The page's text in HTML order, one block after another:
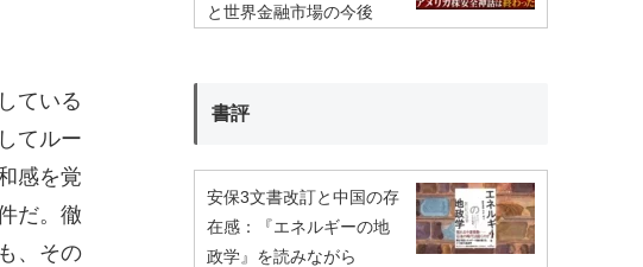
ている
てルー
感を覚
だ。徹
、その
と世界金融市場の今後
書評
安保3文書改訂と中国の存
在感：『エネルギーの地
政学』を読みながら